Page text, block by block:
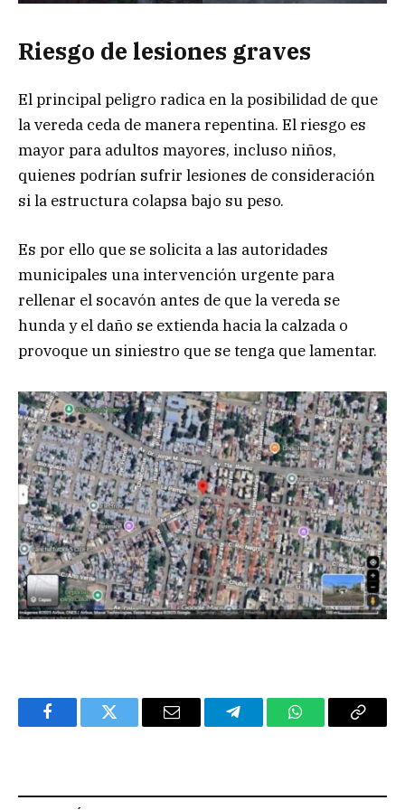
Riesgo de lesiones graves
El principal peligro radica en la posibilidad de que
la vereda ceda de manera repentina. El riesgo es
mayor para adultos mayores, incluso niños,
quienes podrían sufrir lesiones de consideración
si la estructura colapsa bajo su peso.
Es por ello que se solicita a las autoridades
municipales una intervención urgente para
rellenar el socavón antes de que la vereda se
hunda y el daño se extienda hacia la calzada o
provoque un siniestro que se tenga que lamentar.
FacebookTwitter Email TelegramWhatsAppCopy